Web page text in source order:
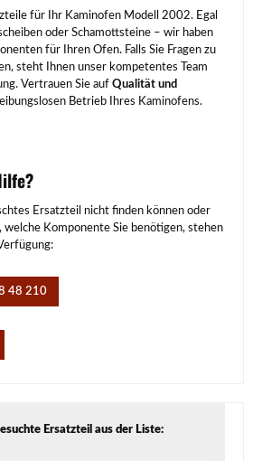
für Ihr Kaminofen Modell 2002. Egal
oder Schamottsteine – wir haben
für Ihren Ofen. Falls Sie Fragen zu
steht Ihnen unser kompetentes Team
Vertrauen Sie auf Qualität und
Betrieb Ihres Kaminofens.
Ersatzteil nicht finden können oder
welche Komponente Sie benötigen, stehen
48 210
Ersatzteil aus der Liste: